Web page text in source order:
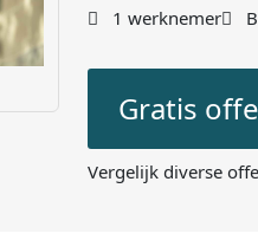
1 werknemer
Gratis
Vergelijk diverse